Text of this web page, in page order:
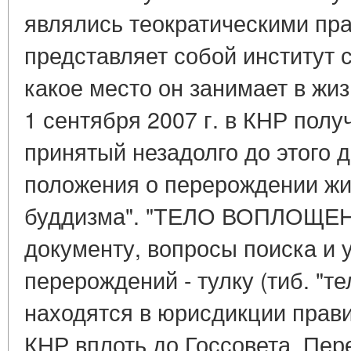
являлись теократическими
представляет собой
какое место он занимает в
1 сентября 2007 г. в КНР
принятый незадолго до
положения о перерождении
буддизма". "ТЕЛО
документу, вопросы поиска и
перерождений - тулку (тиб.
находятся в юрисдикции
КНР вплоть до Госсовета.